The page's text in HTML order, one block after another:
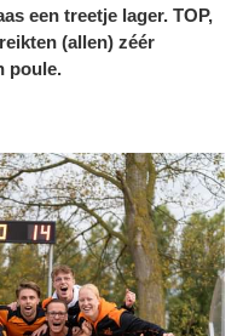
een treetje lager. TOP,
(allen) zéér
poule.